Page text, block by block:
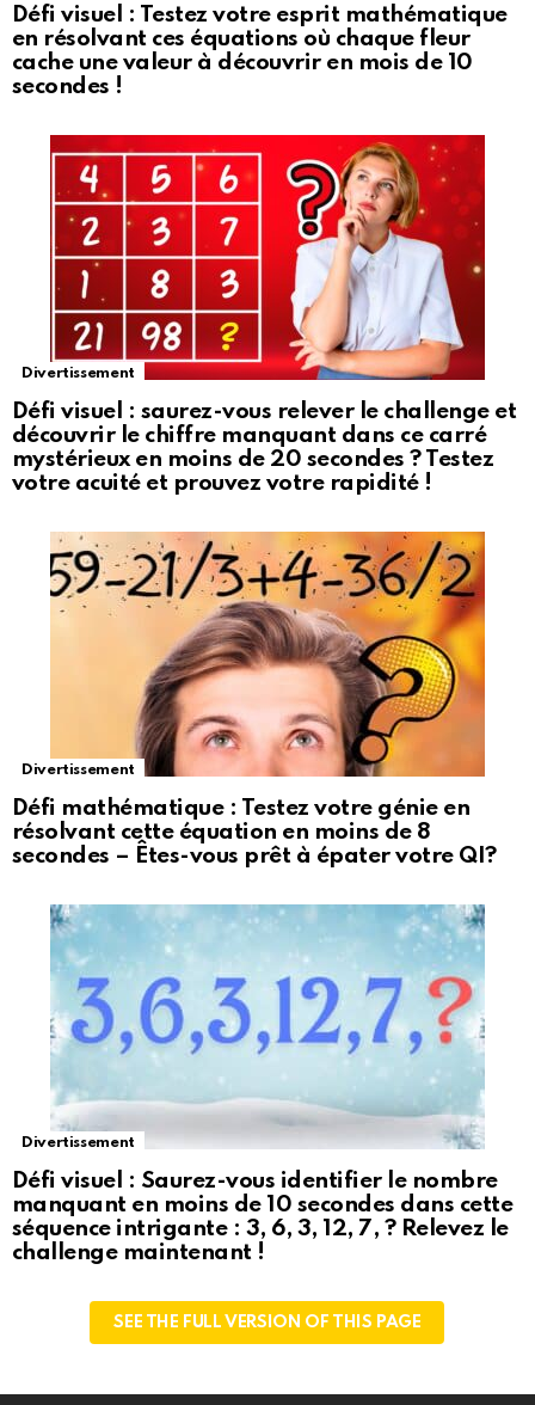
Défi visuel : Testez votre esprit mathématique
en résolvant ces équations où chaque fleur
cache une valeur à découvrir en mois de 10
secondes !
Divertissement
Défi visuel : saurez-vous relever le challenge et
découvrir le chiffre manquant dans ce carré
mystérieux en moins de 20 secondes ? Testez
votre acuité et prouvez votre rapidité !
Divertissement
Défi mathématique : Testez votre génie en
résolvant cette équation en moins de 8
secondes – Êtes-vous prêt à épater votre QI?
Divertissement
Défi visuel : Saurez-vous identifier le nombre
manquant en moins de 10 secondes dans cette
séquence intrigante : 3, 6, 3, 12, 7, ? Relevez le
challenge maintenant !
SEE THE FULL VERSION OF THIS PAGE